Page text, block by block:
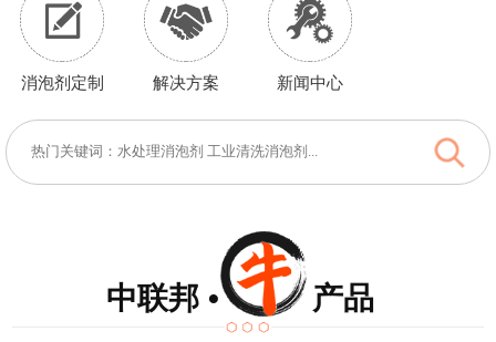
消泡剂定制 解决方案 新闻中心
中联邦 • 产品